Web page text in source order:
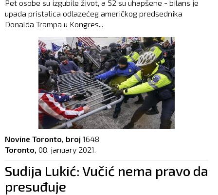
Pet osobe su izgubile život, a 52 su uhapšene - bilans je
upada pristalica odlazećeg američkog predsednika
Donalda Trampa u Kongres...
Novine Toronto, broj 1648
Toronto, 08. january 2021.
Sudija Lukić: Vučić nema pravo da
presuđuje